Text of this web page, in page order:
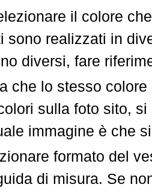
il colore
sono realizzati in
diversi, fare
che lo stesso
sulla foto sito,
immagine è che
formato del
di misura. Se